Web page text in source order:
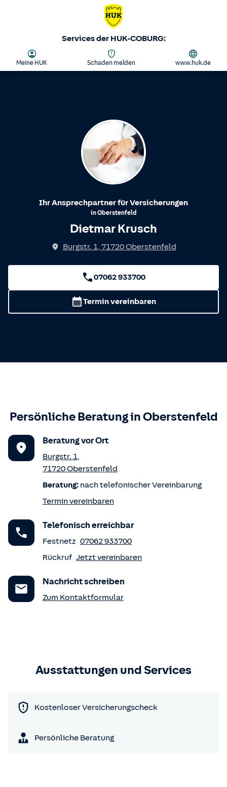
Services der HUK-COBURG:
Meine HUK Schaden melden www.huk.de
Ihr Ansprechpartner für Versicherungen
inOberstenfeld
Dietmar Krusch
Burgstr. 1, 71720Oberstenfeld
07062 933700
Termin vereinbaren
Persönliche Beratung inOberstenfeld
Beratung vor Ort
Burgstr. 1,
71720Oberstenfeld
Beratung: nach telefonischer Vereinbarung
Termin vereinbaren
Telefonisch erreichbar
Festnetz 07062 933700
Rückruf Jetzt vereinbaren
Nachricht schreiben
Zum Kontaktformular
Ausstattungen und Services
Kostenloser Versicherungscheck
Persönliche Beratung